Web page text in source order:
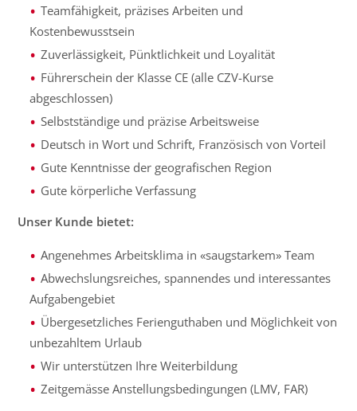
Teamfähigkeit, präzises Arbeiten und
Kostenbewusstsein
Zuverlässigkeit, Pünktlichkeit und Loyalität
Führerschein der Klasse CE (alle CZV-Kurse
abgeschlossen)
Selbstständige und präzise Arbeitsweise
Deutsch in Wort und Schrift, Französisch von Vorteil
Gute Kenntnisse der geografischen Region
Gute körperliche Verfassung
Unser Kunde bietet:
Angenehmes Arbeitsklima in «saugstarkem» Team
Abwechslungsreiches, spannendes und interessantes
Aufgabengebiet
Übergesetzliches Ferienguthaben und Möglichkeit von
unbezahltem Urlaub
Wir unterstützen Ihre Weiterbildung
Zeitgemässe Anstellungsbedingungen (LMV, FAR)